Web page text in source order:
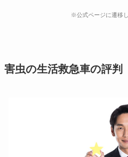
※公式ページに遷移し
害虫の生活救急車の評判